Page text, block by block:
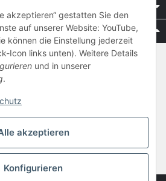
akzeptieren“ gestatten Sie den
auf unserer Website: YouTube,
können die Einstellung jederzeit
Icon links unten). Weitere Details
und in unserer
.
akzeptieren
Konfigurieren